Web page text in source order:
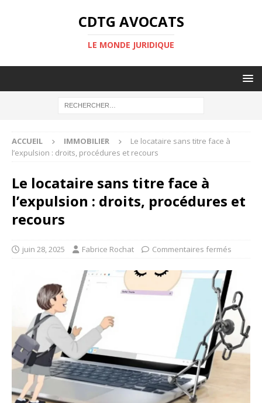
CDTG AVOCATS
LE MONDE JURIDIQUE
ACCUEIL IMMOBILIER
Le locataire sans titre face à
l’expulsion : droits, procédures et recours
Le locataire sans titre face à
l’expulsion : droits, procédures et
recours
juin 28, 2025 Fabrice Rochat Commentaires fermés